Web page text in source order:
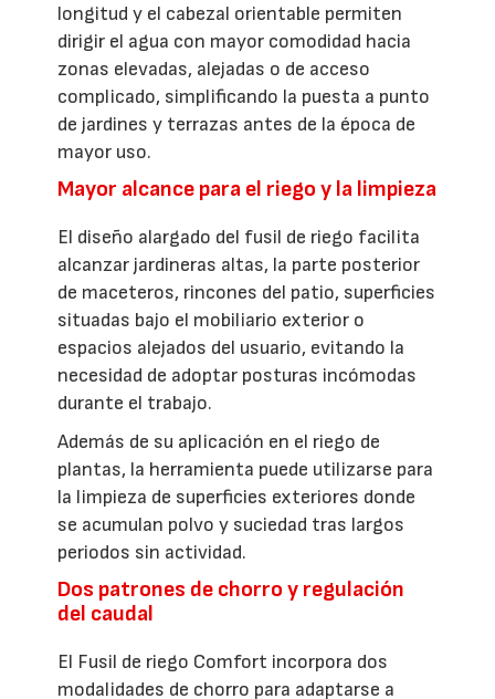
longitud y el cabezal orientable permiten
dirigir el agua con mayor comodidad hacia
zonas elevadas, alejadas o de acceso
complicado, simplificando la puesta a punto
de jardines y terrazas antes de la época de
mayor uso.
Mayor alcance para el riego y la limpieza
El diseño alargado del fusil de riego facilita
alcanzar jardineras altas, la parte posterior
de maceteros, rincones del patio, superficies
situadas bajo el mobiliario exterior o
espacios alejados del usuario, evitando la
necesidad de adoptar posturas incómodas
durante el trabajo.
Además de su aplicación en el riego de
plantas, la herramienta puede utilizarse para
la limpieza de superficies exteriores donde
se acumulan polvo y suciedad tras largos
periodos sin actividad.
Dos patrones de chorro y regulación
del caudal
El Fusil de riego Comfort incorpora dos
modalidades de chorro para adaptarse a